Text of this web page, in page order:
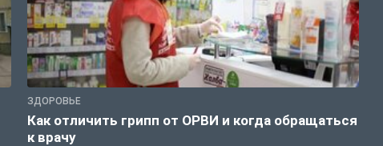
ЗДОРОВЬЕ
Как отличить грипп от ОРВИ и когда обращаться
к врачу